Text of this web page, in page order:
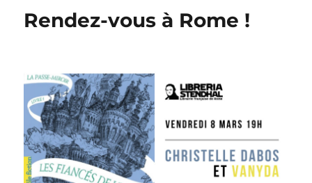
Rendez-vous à Rome !